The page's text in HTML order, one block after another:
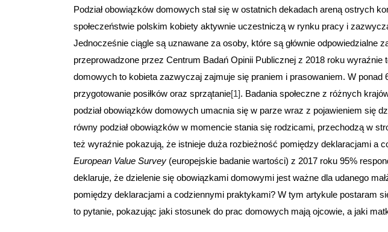
Podział obowiązków domowych stał się w ostatnich dekadach areną ostrych
społeczeństwie polskim kobiety aktywnie uczestniczą w rynku pracy i
Jednocześnie ciągle są uznawane za osoby, które są głównie odpowiedzialne
przeprowadzone przez Centrum Badań Opinii Publicznej z 2018 roku wyraźnie
domowych to kobieta zazwyczaj zajmuje się praniem i prasowaniem. W ponad
przygotowanie posiłków oraz sprzątanie[1]. Badania społeczne z różnych
podział obowiązków domowych umacnia się w parze wraz z pojawieniem się
równy podział obowiązków w momencie stania się rodzicami, przechodzą w
też wyraźnie pokazują, że istnieje duża rozbieżność pomiędzy deklaracjami a
European Value Survey (europejskie badanie wartości) z 2017 roku 95%
deklaruje, że dzielenie się obowiązkami domowymi jest ważne dla udanego
pomiędzy deklaracjami a codziennymi praktykami? W tym artykule postaram
to pytanie, pokazując jaki stosunek do prac domowych mają ojcowie, a jaki